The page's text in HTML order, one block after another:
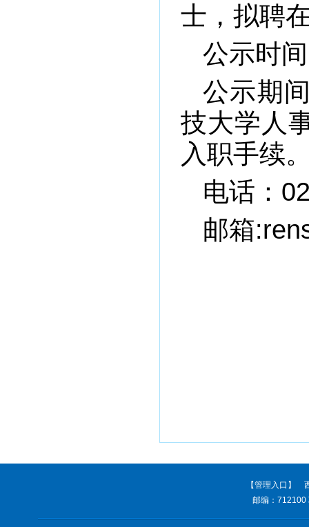
士，拟聘
公示时
公示期
技大学人
入职手续
电话：
邮箱
【管理入口】
邮编：712100